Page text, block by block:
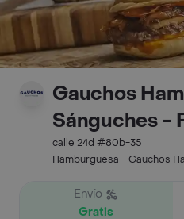
Gauchos
Sánguches -
calle 24d #80b-35
Hamburguesa - Gauchos
Envío
Gratis